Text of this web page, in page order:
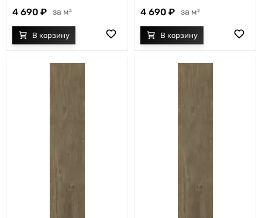
4 690 м² 4 690 м²